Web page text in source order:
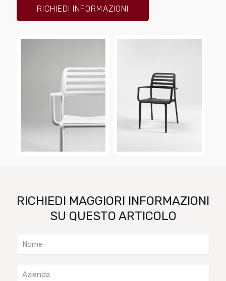
RICHIEDI INFORMAZIONI
RICHIEDI MAGGIORI INFORMAZIONI
SU QUESTO ARTICOLO